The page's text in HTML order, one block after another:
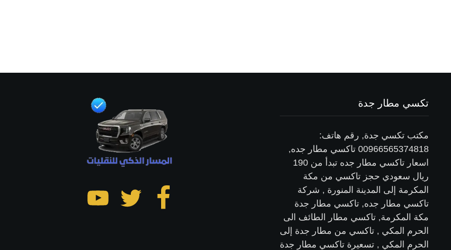
تكسي مطار جدة
مكتب تكسي جدة, رقم هاتف:
00966565374818 تاكسي مطار جده,
اسعار تاكسي مطار جده تبدأ من 190
ريال سعودي حجز تاكسي من مكة
المكرمة إلى المدينة المنورة , شركة
تاكسي مطار جده, تاكسي مطار جدة
مكة المكرمة, تاكسي مطار الطائف الى
الحرم المكي , تاكسي من مطار جدة إلى
الحرم المكي , تسعيرة تاكسي مطار جدة
تابعنا
على
تابعنا
على